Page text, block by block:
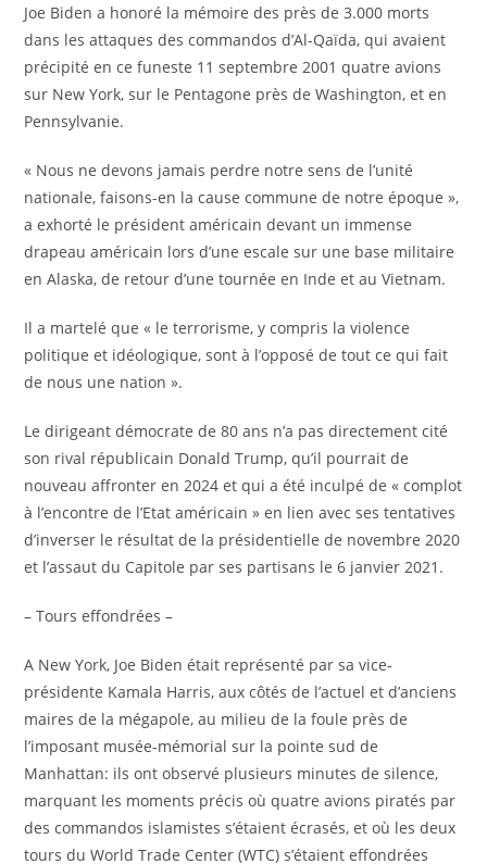
Joe Biden a honoré la mémoire des près de 3.000 morts
dans les attaques des commandos d’Al-Qaïda, qui avaient
précipité en ce funeste 11 septembre 2001 quatre avions
sur New York, sur le Pentagone près de Washington, et en
Pennsylvanie.
« Nous ne devons jamais perdre notre sens de l’unité
nationale, faisons-en la cause commune de notre époque »,
a exhorté le président américain devant un immense
drapeau américain lors d’une escale sur une base militaire
en Alaska, de retour d’une tournée en Inde et au Vietnam.
Il a martelé que « le terrorisme, y compris la violence
politique et idéologique, sont à l’opposé de tout ce qui fait
de nous une nation ».
Le dirigeant démocrate de 80 ans n’a pas directement cité
son rival républicain Donald Trump, qu’il pourrait de
nouveau affronter en 2024 et qui a été inculpé de « complot
à l’encontre de l’Etat américain » en lien avec ses tentatives
d’inverser le résultat de la présidentielle de novembre 2020
et l’assaut du Capitole par ses partisans le 6 janvier 2021.
– Tours effondrées –
A New York, Joe Biden était représenté par sa vice-
présidente Kamala Harris, aux côtés de l’actuel et d’anciens
maires de la mégapole, au milieu de la foule près de
l’imposant musée-mémorial sur la pointe sud de
Manhattan: ils ont observé plusieurs minutes de silence,
marquant les moments précis où quatre avions piratés par
des commandos islamistes s’étaient écrasés, et où les deux
tours du World Trade Center (WTC) s’étaient effondrées